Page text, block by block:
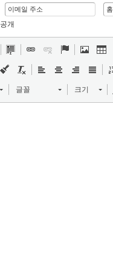
공개
글꼴 크기